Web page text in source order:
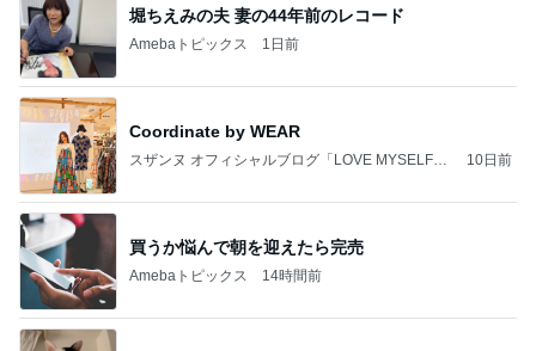
堀ちえみの夫 妻の44年前のレコード
Amebaトピックス 1日前
Coordinate by WEAR
スザンヌ オフィシャルブログ「LOVE MYSELF」
10日前
買うか悩んで朝を迎えたら完売
Amebaトピックス 14時間前